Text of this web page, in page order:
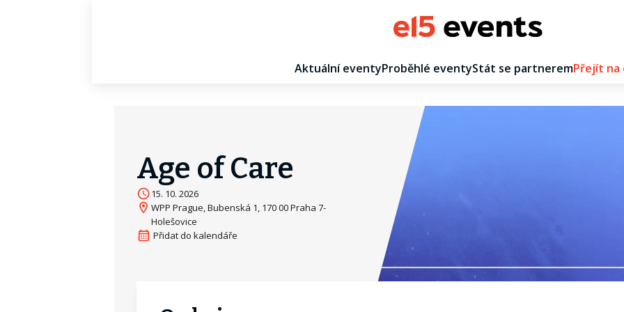
Aktuální eventyProběhlé eventyStát se partneremPřejít na
Age of Care
15. 10. 2026
WPP Prague, Bubenská 1, 170 00 Praha 7-
Holešovice